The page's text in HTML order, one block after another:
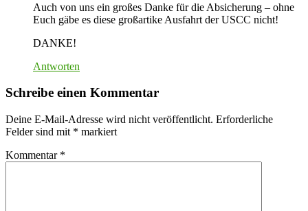
Auch von uns ein großes Danke für die Absicherung – ohne
Euch gäbe es diese großartike Ausfahrt der USCC nicht!
DANKE!
Antworten
Schreibe einen Kommentar
Deine E-Mail-Adresse wird nicht veröffentlicht. Erforderliche
Felder sind mit * markiert
Kommentar *